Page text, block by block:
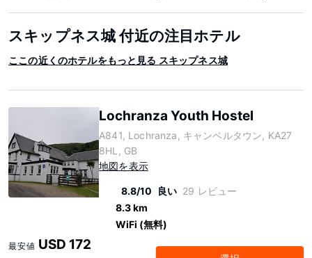
スキップネス城 付近の注目ホテル
ここの近くのホテルをもっと見る スキップネス城
Lochranza Youth Hostel
A841, Lochranza, キャンベルタウン, KA27
8HL, GB
地図を表示
8.8/10 良い 29 レビュー
8.3 km
WiFi (無料)
最安値 USD 172